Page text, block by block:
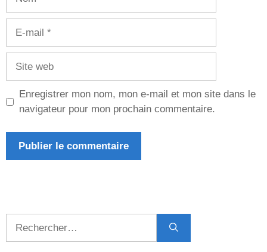
Enregistrer mon nom, mon e-mail et mon site dans le
navigateur pour mon prochain commentaire.